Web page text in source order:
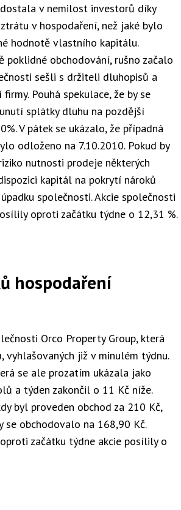
v nemilost investorů díky
v hospodaření, než jaké bylo
hodnotě vlastního kapitálu.
obchodování, rušno začalo
sešli s držiteli dluhopisů a
Pouhá spekulace, že by se
splátky dluhu na pozdější
V pátek se ukázalo, že případná
odloženo na 7.10.2010. Pokud by
nutnosti prodeje některých
kapitál na pokrytí nároků
společnosti. Akcie společnosti
oproti začátku týdne o 12,31 %.
hospodaření
Orco Property Group, která
vyhlašovaných již v minulém týdnu.
se ale prozatím ukázala jako
a týden zakončil o 11 Kč níže.
byl proveden obchod za 210 Kč,
obchodovalo na 168,90 Kč.
začátku týdne akcie posílily o